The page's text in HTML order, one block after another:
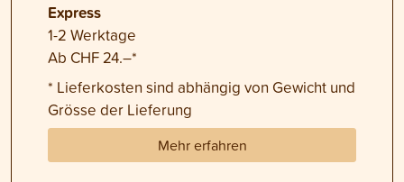
Express
1-2 Werktage
Ab CHF 24.–*
* Lieferkosten sind abhängig von Gewicht und
Grösse der Lieferung
Mehr erfahren